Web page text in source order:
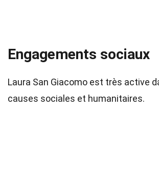
Engagements sociaux
Laura San Giacomo est très active
causes sociales et humanitaires.